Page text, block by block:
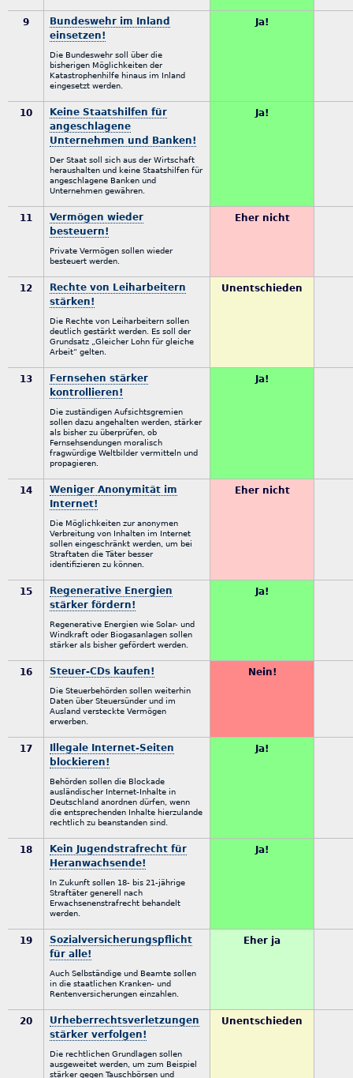
9
Bundeswehr im Inland
einsetzen!
Die Bundeswehr soll über die
bisherigen Möglichkeiten der
Katastrophenhilfe hinaus im Inland
eingesetzt werden.
Ja!
10
Keine Staatshilfen für
angeschlagene
Unternehmen und Banken!
Der Staat soll sich aus der Wirtschaft
heraushalten und keine Staatshilfen für
angeschlagene Banken und
Unternehmen gewähren.
Ja!
11
Vermögen wieder
besteuern!
Private Vermögen sollen wieder
besteuert werden.
Eher nicht
12
Rechte von Leiharbeitern
stärken!
Die Rechte von Leiharbeitern sollen
deutlich gestärkt werden. Es soll der
Grundsatz „Gleicher Lohn für gleiche
Arbeit“ gelten.
Unentschieden
13
Fernsehen stärker
kontrollieren!
Die zuständigen Aufsichtsgremien
sollen dazu angehalten werden, stärker
als bisher zu überprüfen, ob
Fernsehsendungen moralisch
fragwürdige Weltbilder vermitteln und
propagieren.
Ja!
14
Weniger Anonymität im
Internet!
Die Möglichkeiten zur anonymen
Verbreitung von Inhalten im Internet
sollen eingeschränkt werden, um bei
Straftaten die Täter besser
identifizieren zu können.
Eher nicht
15
Regenerative Energien
stärker fördern!
Regenerative Energien wie Solar- und
Windkraft oder Biogasanlagen sollen
stärker als bisher gefördert werden.
Ja!
16 Steuer-CDs kaufen!
Die Steuerbehörden sollen weiterhin
Daten über Steuersünder und im
Ausland versteckte Vermögen
erwerben.
Nein!
17
Illegale Internet-Seiten
blockieren!
Behörden sollen die Blockade
ausländischer Internet-Inhalte in
Deutschland anordnen dürfen, wenn
die entsprechenden Inhalte hierzulande
rechtlich zu beanstanden sind.
Ja!
18
Kein Jugendstrafrecht für
Heranwachsende!
In Zukunft sollen 18- bis 21-jährige
Straftäter generell nach
Erwachsenenstrafrecht behandelt
werden.
Ja!
19
Sozialversicherungspflicht
für alle!
Auch Selbständige und Beamte sollen
in die staatlichen Kranken- und
Rentenversicherungen einzahlen.
Eher ja
20
Urheberrechtsverletzungen
stärker verfolgen!
Die rechtlichen Grundlagen sollen
ausgeweitet werden, um zum Beispiel
stärker gegen Tauschbörsen und
Unentschieden